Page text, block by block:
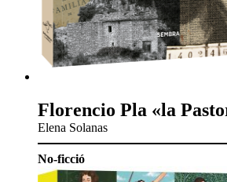
Florencio Pla «la
Elena Solanas
No-ficció